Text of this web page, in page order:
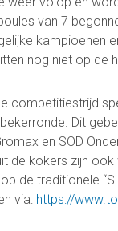
van 7
kampioenen
nog niet op de
competitiestrijd
Dit
en SOD
de kokers zijn
de traditionele
via: https://